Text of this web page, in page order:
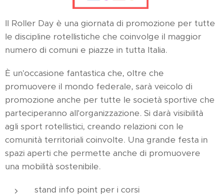
Il Roller Day è una giornata di promozione per tutte
le discipline rotellistiche che coinvolge il maggior
numero di comuni e piazze in tutta Italia.
È un'occasione fantastica che, oltre che
promuovere il mondo federale, sarà veicolo di
promozione anche per tutte le società sportive che
parteciperanno all'organizzazione. Si darà visibilità
agli sport rotellistici, creando relazioni con le
comunità territoriali coinvolte. Una grande festa in
spazi aperti che permette anche di promuovere
una mobilità sostenibile.
stand info point per i corsi